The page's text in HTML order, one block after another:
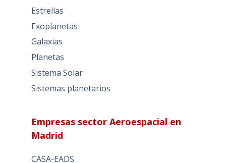
Estrellas
Exoplanetas
Galaxias
Planetas
Sistema Solar
Sistemas planetarios
Empresas sector Aeroespacial en
Madrid
CASA-EADS